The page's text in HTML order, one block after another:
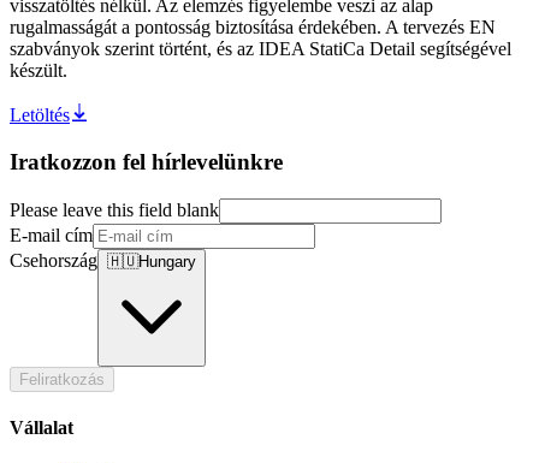
visszatöltés nélkül. Az elemzés figyelembe veszi az alap
rugalmasságát a pontosság biztosítása érdekében. A tervezés EN
szabványok szerint történt, és az IDEA StatiCa Detail segítségével
készült.
Letöltés
Iratkozzon fel hírlevelünkre
Please leave this field blank
E-mail cím
Csehország 🇭🇺Hungary
Feliratkozás
Vállalat